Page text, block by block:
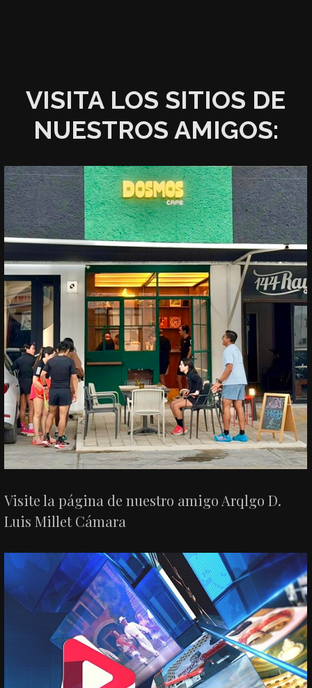
VISITA LOS SITIOS DE
NUESTROS AMIGOS:
Visite la página de nuestro amigo Arqlgo D.
Luis Millet Cámara